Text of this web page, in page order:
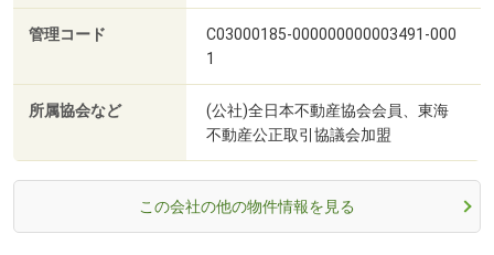
管理コード
C03000185-000000000003491-000
1
所属協会など
(公社)全日本不動産協会会員、東海
不動産公正取引協議会加盟
この会社の他の物件情報を見る